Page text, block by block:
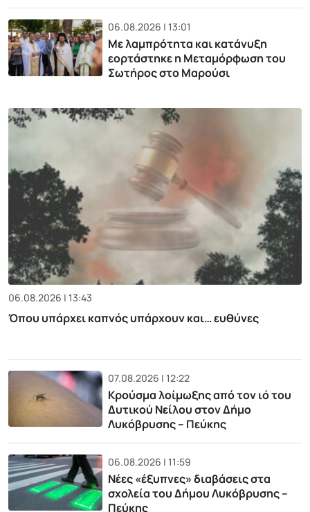
06.08.2026 | 13:01
Με λαμπρότητα και κατάνυξη
εορτάστηκε η Μεταμόρφωση του
Σωτήρος στο Μαρούσι
06.08.2026 | 13:43
Όπου υπάρχει καπνός υπάρχουν και… ευθύνες
07.08.2026 | 12:22
Κρούσμα λοίμωξης από τον ιό του
Δυτικού Νείλου στον Δήμο
Λυκόβρυσης – Πεύκης
06.08.2026 | 11:59
Νέες «έξυπνες» διαβάσεις στα
σχολεία του Δήμου Λυκόβρυσης –
Πεύκης